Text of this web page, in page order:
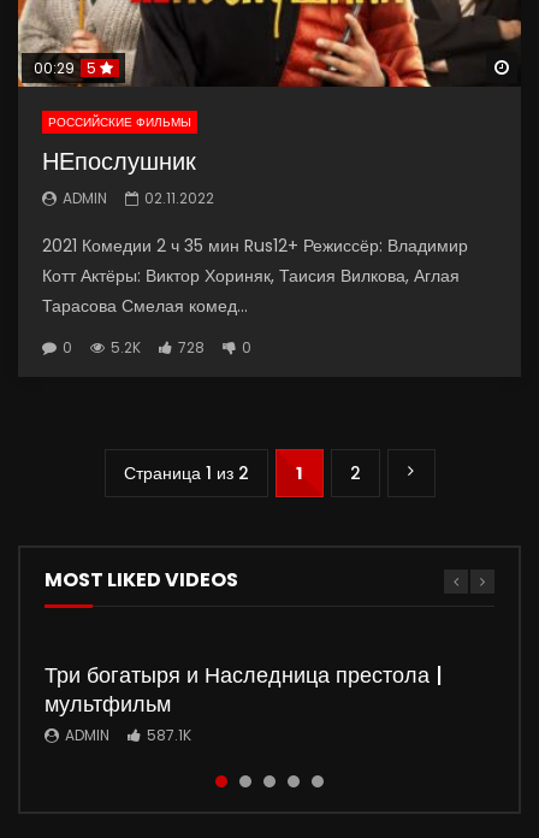
00:29 5
РОССИЙСКИЕ ФИЛЬМЫ
НЕпослушник
ADMIN 02.11.2022
2021 Комедии 2 ч 35 мин Rus12+ Режиссёр: Владимир
Котт Актёры: Виктор Хориняк, Таисия Вилкова, Аглая
Тарасова Смелая комед...
0 5.2K 728 0
Страница 1 из 2 1 2
MOST LIKED VIDEOS
Три богатыря и Наследница престола |
мультфильм
ADMIN 587.1K